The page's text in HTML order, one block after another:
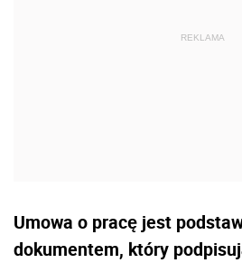
Umowa o pracę jest
dokumentem, który